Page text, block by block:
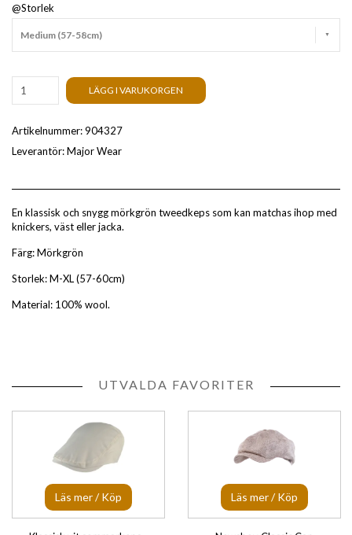
@Storlek
Medium (57-58cm)
LÄGG I VARUKORGEN
Artikelnummer:904327
Leverantör:Major Wear
En klassisk och snygg mörkgrön tweedkeps som kan matchas ihop med
knickers, väst eller jacka.
Färg: Mörkgrön
Storlek: M-XL (57-60cm)
Material: 100% wool.
UTVALDA FAVORITER
Läs mer / Köp Läs mer / Köp